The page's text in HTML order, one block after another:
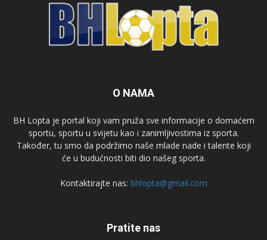
O NAMA
BH Lopta je portal koji vam pruža sve informacije o domaćem
sportu, sportu u svijetu kao i zanimljivostima iz sporta.
Također, tu smo da podržimo naše mlade nade i talente koji
će u budućnosti biti dio našeg sporta.
Kontaktirajte nas: bhlopta@gmail.com
Pratite nas